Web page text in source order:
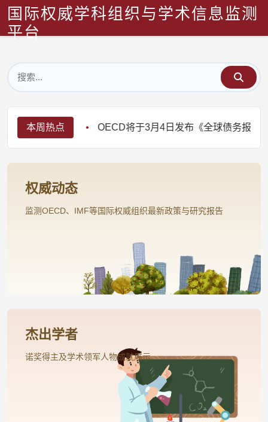
国际权威学科组织与学术信息监测
平台
本周热点 OECD将于3月4日发布《全球债务报告
权威动态
监测OECD、IMF等国际权威组织最新政策与研究报告
杰出学者
诺奖得主及学术领军人物成就展示